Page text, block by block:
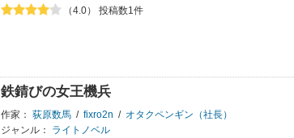
（4.0） 投稿数1件
鉄錆びの女王機兵
作家： 荻原数馬 / fixro2n / オタクペンギン（社長）
ジャンル：
ライトノベル